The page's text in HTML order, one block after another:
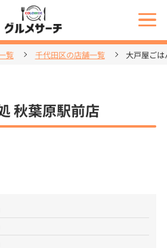
覧 千代田区の店舗一覧 大戸屋ご
秋葉原駅前店